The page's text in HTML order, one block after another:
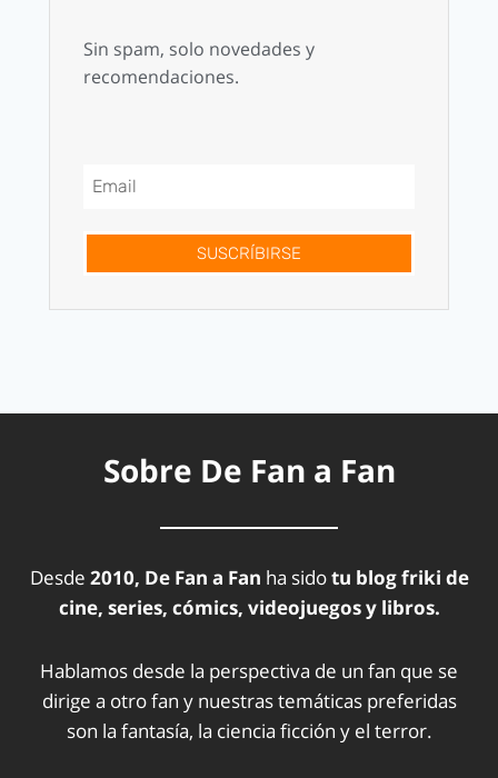
Sin spam, solo novedades y
recomendaciones.
SUSCRÍBIRSE
Sobre De Fan a Fan
Desde 2010, De Fan a Fan ha sidotu blog friki de
cine, series, cómics, videojuegos y libros.
Hablamos desde la perspectiva de un fan que se
dirige a otro fan y nuestras temáticas preferidas
son la fantasía, la ciencia ficción y el terror.